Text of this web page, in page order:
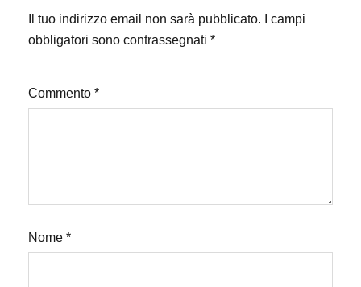
Il tuo indirizzo email non sarà pubblicato.
I campi
obbligatori sono contrassegnati *
Commento *
Nome *